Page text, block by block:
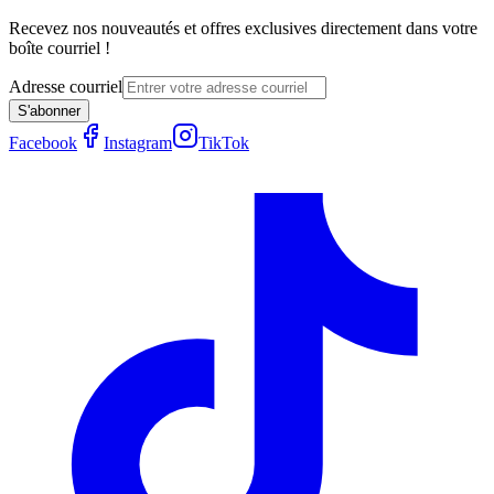
Recevez nos nouveautés et offres exclusives directement dans votre
boîte courriel !
Adresse courriel
S'abonner
Facebook Instagram TikTok